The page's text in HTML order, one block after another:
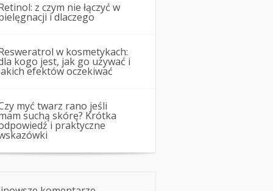
z czym nie łączyć w
i dlaczego
w kosmetykach:
kogo jest, jak go używać i
efektów oczekiwać
myć twarz rano jeśli
suchą skórę? Krótka
i praktyczne